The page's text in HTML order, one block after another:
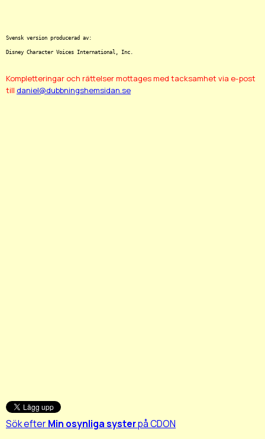
Svensk version producerad av:
Kompletteringar och rättelser mottages med tacksamhet via e-post
till daniel@dubbningshemsidan.se
Sök efterMin osynliga systerpå CDON